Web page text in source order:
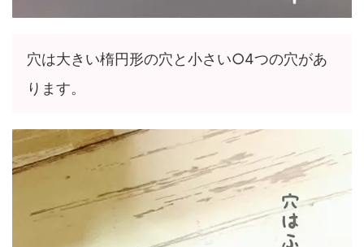
穴は大きい楕円形の穴と小さい○4つの穴があ
ります。